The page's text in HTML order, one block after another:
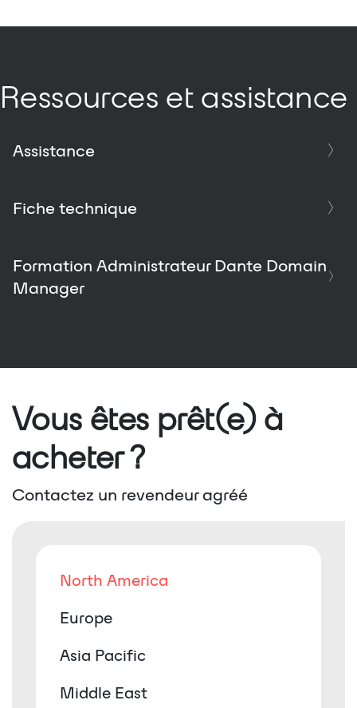
Ressources et assistance
Assistance
Fiche technique
Formation Administrateur Dante Domain
Manager
Vous êtes prêt(e) à
acheter ?
Contactez un revendeur agréé
North America
Europe
Asia Pacific
Middle East